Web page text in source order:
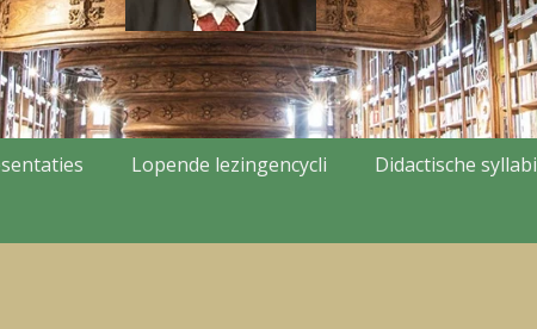
Lopende lezingencycli Didactische syllabi